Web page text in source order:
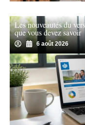
Les nouveautés du
que vous devez savoir
6 août 2026